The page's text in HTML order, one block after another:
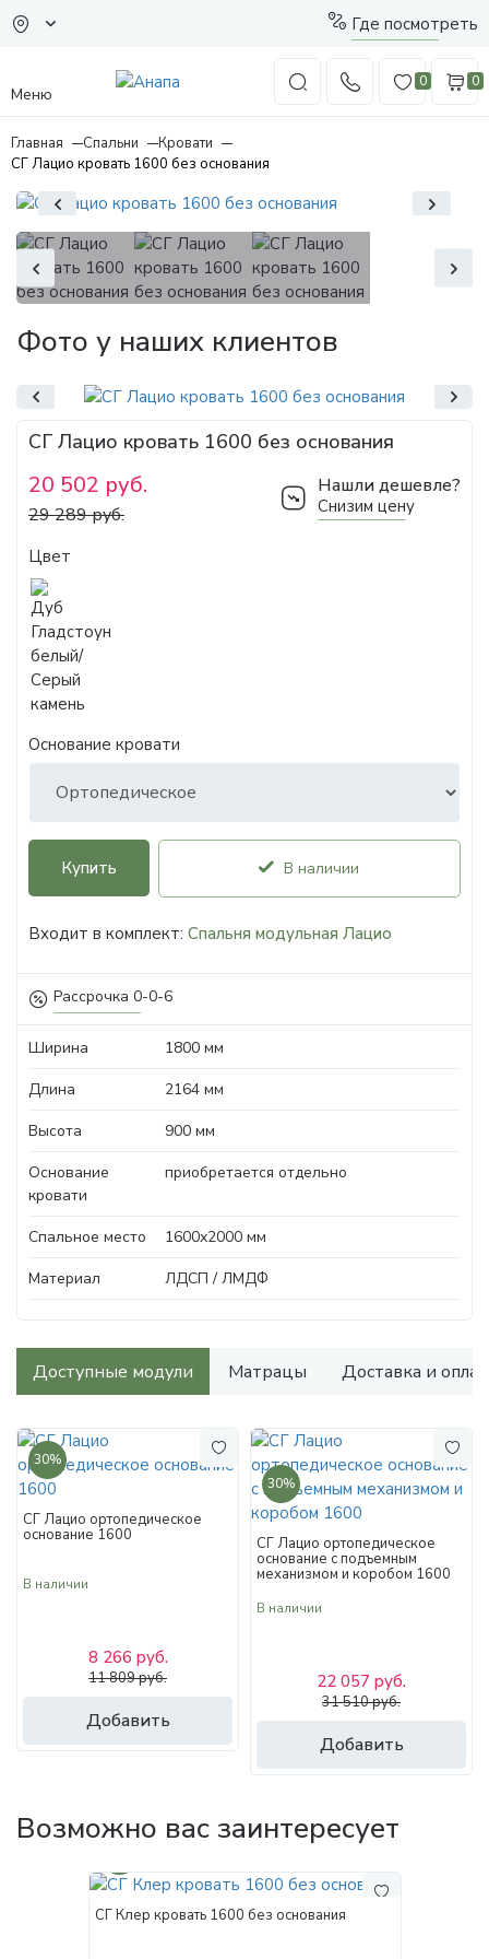
Где посмотреть
Меню
0 0
Главная Спальни
Кровати
СГ Лацио кровать 1600 без основания
Рассрочка 0-0-6
СГ Лацио кровать 1600 без основания
20 502 руб.
29 289 руб.
Нашли дешевле?
Снизим цену
Цвет
Основание кровати
Купить В наличии
Входит в комплект: Спальня модульная Лацио
Ширина
1800 мм
Длина
2164 мм
Высота
900 мм
Основание
кровати
приобретается отдельно
Спальное место
1600х2000 мм
Материал
ЛДСП / ЛМДФ
Фото у наших клиентов
Доступные модули Матрацы Доставка и
30%
СГ Лацио ортопедическое
основание 1600
В наличии
Добавить
8 266 руб.
11 809 руб.
30%
СГ Лацио ортопедическое
основание с подъемным
механизмом и коробом 1600
В наличии
Добавить
22 057 руб.
31 510 руб.
Возможно вас заинтересует
СГ Клер кровать 1600 без основания